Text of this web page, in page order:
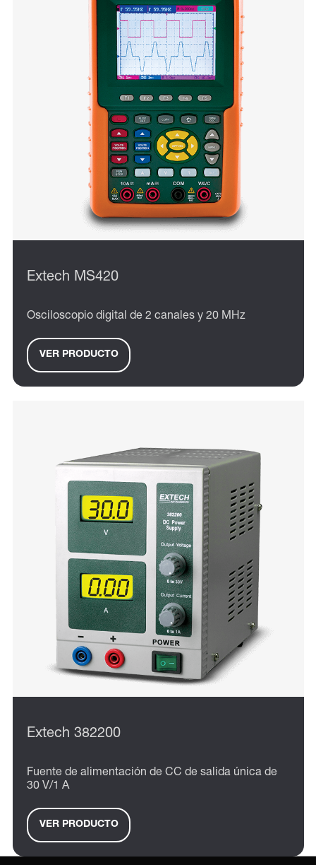
Extech MS420
Osciloscopio digital de 2 canales y 20 MHz
VER PRODUCTO
Extech 382200
Fuente de alimentación de CC de salida única de
30 V/1 A
VER PRODUCTO